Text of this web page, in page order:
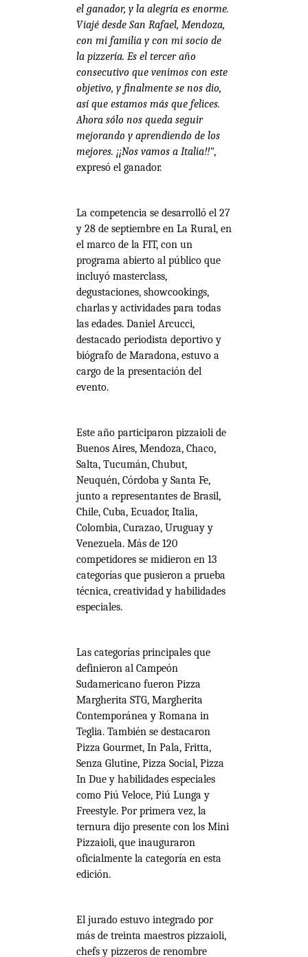
el ganador, y la alegría es enorme.
Viajé desde San Rafael, Mendoza,
con mi familia y con mi socio de
la pizzería. Es el tercer año
consecutivo que venimos con este
objetivo, y finalmente se nos dio,
así que estamos más que felices.
Ahora sólo nos queda seguir
mejorando y aprendiendo de los
mejores. ¡¡Nos vamos a Italia!!",
expresó el ganador.
La competencia se desarrolló el 27
y 28 de septiembre en La Rural, en
el marco de la FIT, con un
programa abierto al público que
incluyó masterclass,
degustaciones, showcookings,
charlas y actividades para todas
las edades. Daniel Arcucci,
destacado periodista deportivo y
biógrafo de Maradona, estuvo a
cargo de la presentación del
evento.
Este año participaron pizzaioli de
Buenos Aires, Mendoza, Chaco,
Salta, Tucumán, Chubut,
Neuquén, Córdoba y Santa Fe,
junto a representantes de Brasil,
Chile, Cuba, Ecuador, Italia,
Colombia, Curazao, Uruguay y
Venezuela. Más de 120
competidores se midieron en 13
categorías que pusieron a prueba
técnica, creatividad y habilidades
especiales.
Las categorías principales que
definieron al Campeón
Sudamericano fueron Pizza
Margherita STG, Margherita
Contemporánea y Romana in
Teglia. También se destacaron
Pizza Gourmet, In Pala, Fritta,
Senza Glutine, Pizza Social, Pizza
In Due y habilidades especiales
como Piú Veloce, Piú Lunga y
Freestyle. Por primera vez, la
ternura dijo presente con los Mini
Pizzaioli, que inauguraron
oficialmente la categoría en esta
edición.
El jurado estuvo integrado por
más de treinta maestros pizzaioli,
chefs y pizzeros de renombre